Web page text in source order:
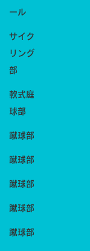
ール
サイク
リング
部
軟式庭
球部
蹴球部
蹴球部
蹴球部
蹴球部
蹴球部